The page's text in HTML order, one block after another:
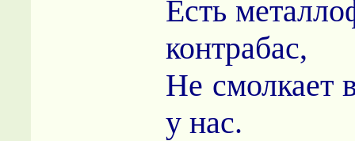
Есть
контрабас,
Не смолкает
у нас.